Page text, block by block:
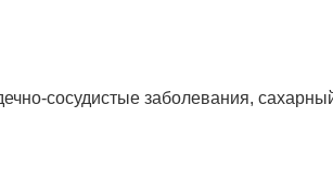
сосудистые заболевания,